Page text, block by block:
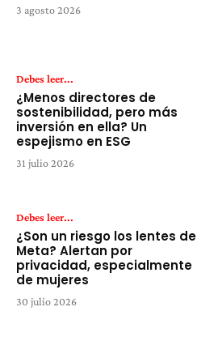
3 agosto 2026
Debes leer...
¿Menos directores de
sostenibilidad, pero más
inversión en ella? Un
espejismo en ESG
31 julio 2026
Debes leer...
¿Son un riesgo los lentes de
Meta? Alertan por
privacidad, especialmente
de mujeres
30 julio 2026